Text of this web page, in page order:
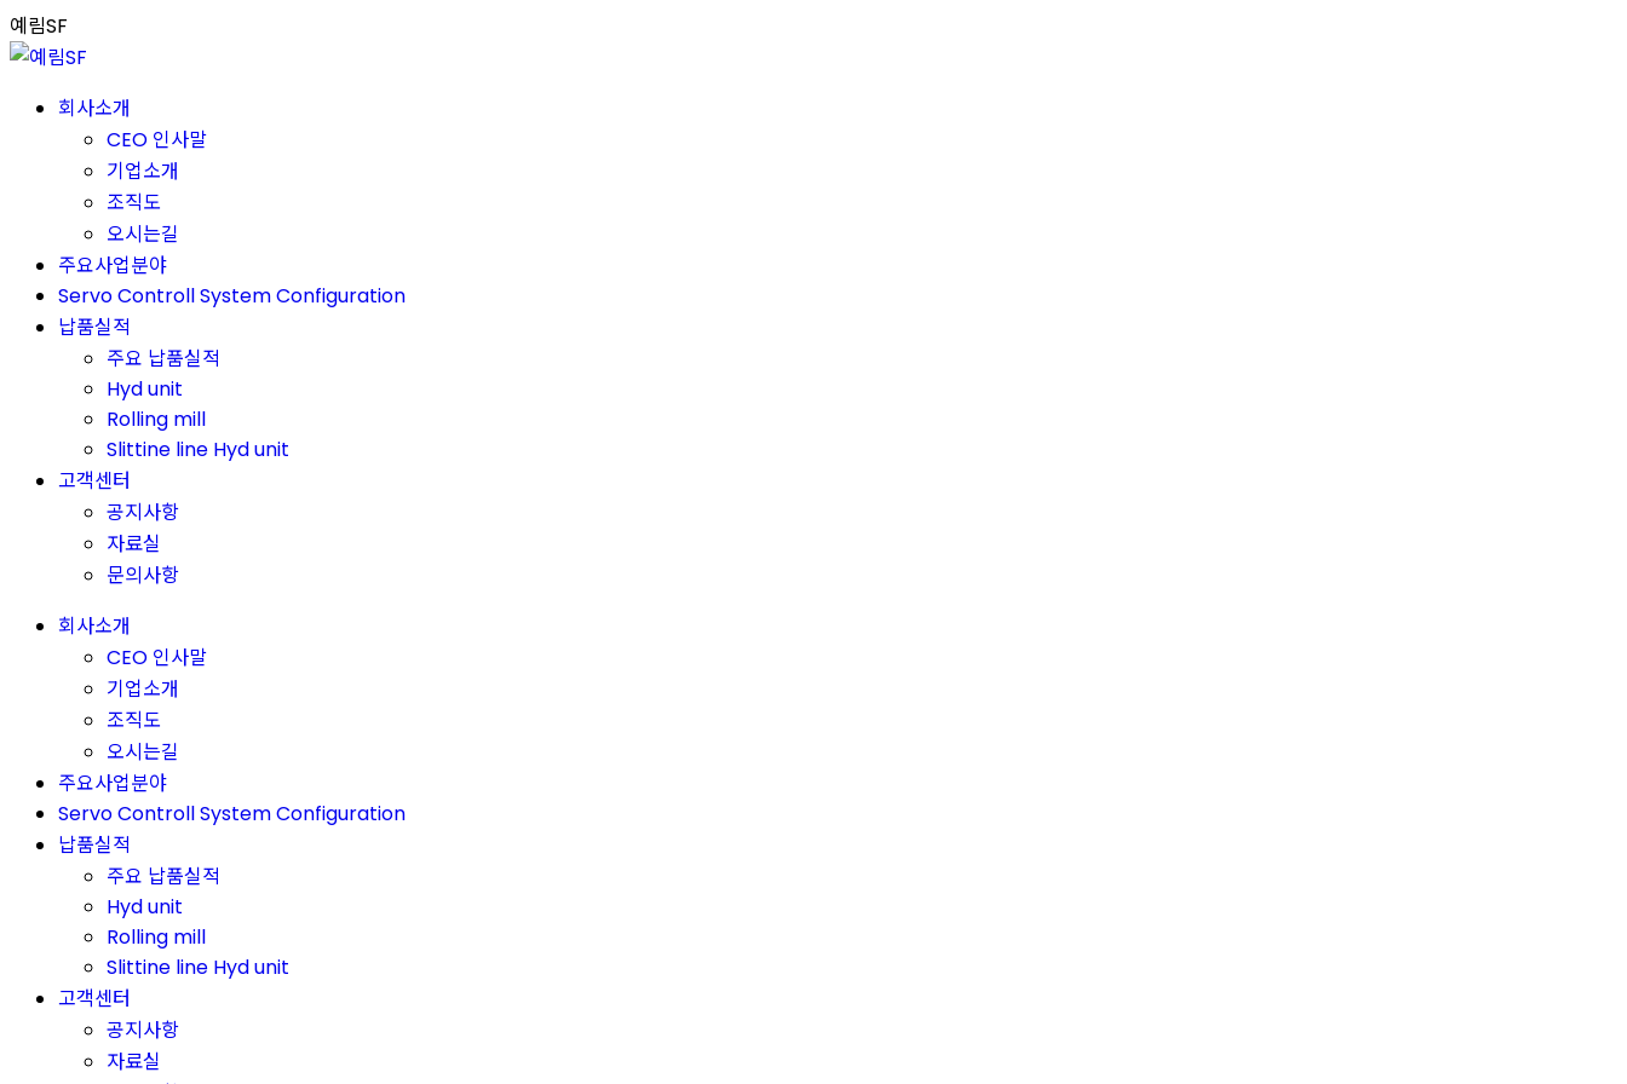
Skip
to
예림SF
회사소개
CEO 인사말
기업소개
조직도
오시는길
주요사업분야
Servo Controll System Configuration
납품실적
주요 납품실적
Hyd unit
Rolling mill
Slittine line Hyd unit
고객센터
공지사항
자료실
문의사항
회사소개
CEO 인사말
기업소개
조직도
오시는길
주요사업분야
Servo Controll System Configuration
납품실적
주요 납품실적
Hyd unit
Rolling mill
Slittine line Hyd unit
고객센터
공지사항
자료실